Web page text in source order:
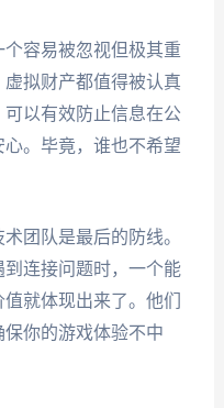
容易被忽视但极其重
拟财产都值得被认真
以有效防止信息在公
。毕竟，谁也不希望
团队是最后的防线。
连接问题时，一个能
就体现出来了。他们
你的游戏体验不中